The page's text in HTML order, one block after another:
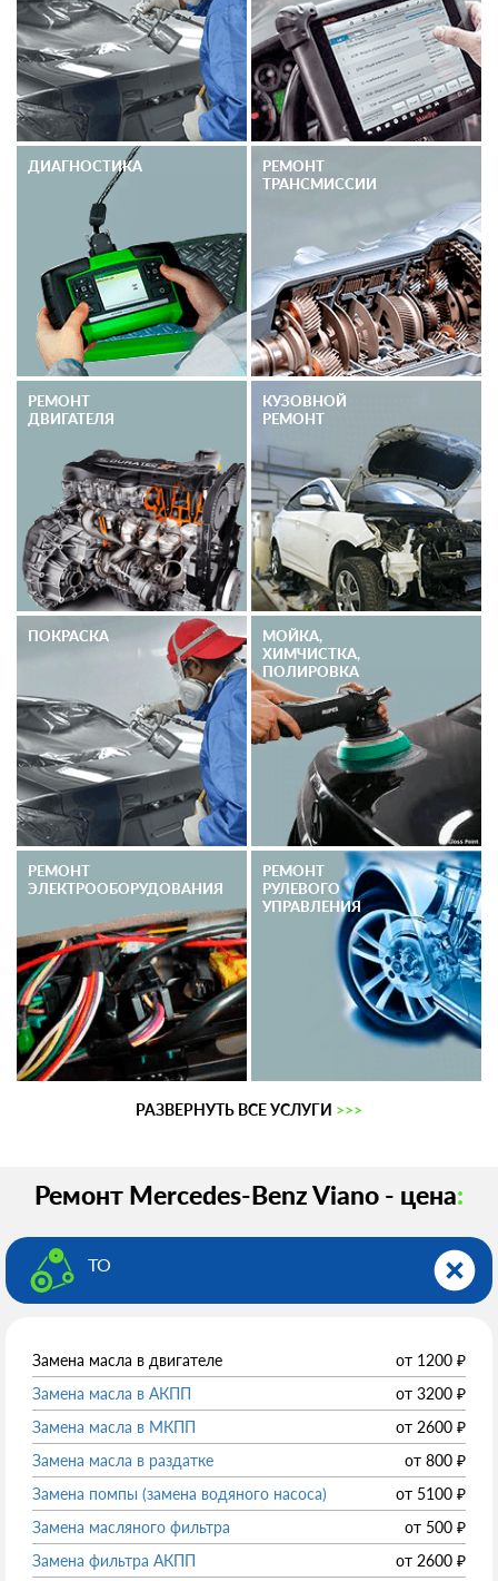
ДИАГНОСТИКА
РЕМОНТ
ТРАНСМИССИИ
РЕМОНТ
ДВИГАТЕЛЯ
КУЗОВНОЙ
РЕМОНТ
ПОКРАСКА
МОЙКА,
ХИМЧИСТКА,
ПОЛИРОВКА
РЕМОНТ
ЭЛЕКТРО­ОБОРУДОВАНИЯ
РЕМОНТ
РУЛЕВОГО
УПРАВЛЕНИЯ
РАЗВЕРНУТЬ ВСЕ УСЛУГИ >>>
Ремонт Mercedes-Benz Viano - цена:
ТО
Замена масла в двигателе от 1200 ₽
Замена масла в АКПП
от 3200 ₽
Замена масла в МКПП
от 2600 ₽
Замена масла в раздатке
от 800 ₽
Замена помпы (замена водяного насоса)
от 5100 ₽
Замена масляного фильтра
от 500 ₽
Замена фильтра АКПП
от 2600 ₽